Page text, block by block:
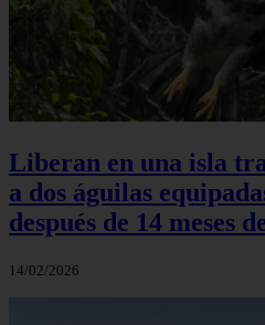
Liberan en una isla
a dos águilas
después de 14 meses
14/02/2026